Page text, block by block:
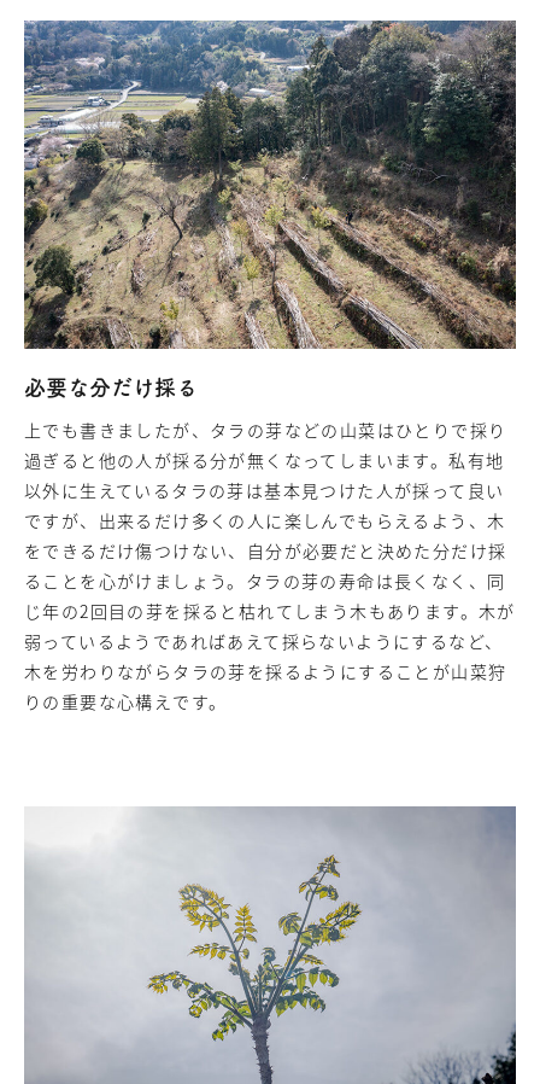
必要な分だけ採る
上でも書きましたが、タラの芽などの山菜はひとりで採り
過ぎると他の人が採る分が無くなってしまいます。私有地
以外に生えているタラの芽は基本見つけた人が採って良い
ですが、出来るだけ多くの人に楽しんでもらえるよう、木
をできるだけ傷つけない、自分が必要だと決めた分だけ採
ることを心がけましょう。タラの芽の寿命は長くなく、同
じ年の2回目の芽を採ると枯れてしまう木もあります。木が
弱っているようであればあえて採らないようにするなど、
木を労わりながらタラの芽を採るようにすることが山菜狩
りの重要な心構えです。